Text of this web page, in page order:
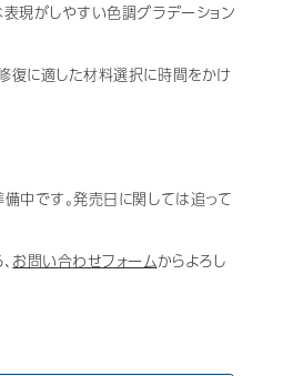
現がしやすい色調グラデーション
復に適した材料選択に時間をかけ
中です。発売日に関しては追って
お問い合わせフォームからよろし